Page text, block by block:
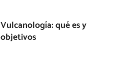
Vulcanología: qué es y
objetivos